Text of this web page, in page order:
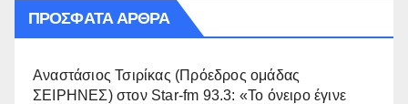
ΠΡΌΣΦΑΤΑ ΆΡΘΡΑ
Αναστάσιος Τσιρίκας (Πρόεδρος ομάδας
ΣΕΙΡΗΝΕΣ) στον Star-fm 93.3: «Το όνειρο έγινε